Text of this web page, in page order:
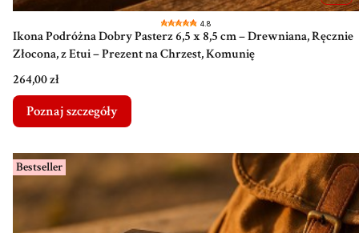
4.8
Ikona Podróżna Dobry Pasterz 6,5 x 8,5 cm – Drewniana, Ręcznie
Złocona, z Etui – Prezent na Chrzest, Komunię
Cena
264,00 zł
Poznaj szczegóły
Bestseller